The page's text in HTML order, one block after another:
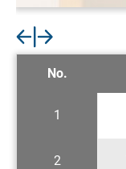
No.
1
2